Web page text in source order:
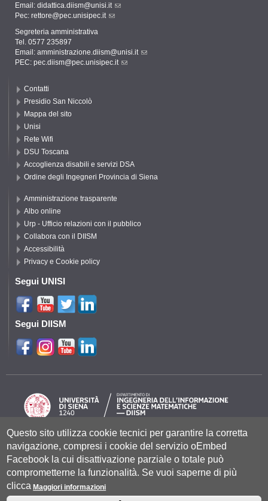
Email: didattica.diism@unisi.it
Pec: rettore@pec.unisipec.it
Segreteria amministrativa
Tel. 0577 235897
Email: amministrazione.diism@unisi.it
PEC: pec.diism@pec.unisipec.it
Contatti
Presidio San Niccolò
Mappa del sito
Unisi
Rete Wifi
DSU Toscana
Accoglienza disabili e servizi DSA
Ordine degli Ingegneri Provincia di Siena
Amministrazione trasparente
Albo online
Urp - Ufficio relazioni con il pubblico
Collabora con il DIISM
Accessibilità
Privacy e Cookie policy
Segui UNISI
Segui DIISM
Università degli Studi di Siena- Rettorato, via Banchi di Sotto 55, 53100
Siena ITALIA
P.IVA 00273530527 | C.F. 80002070524 |
Coordinate bancarie
Caselle
Pec: Posta Elettronica Certificata|Fatturazione Elettronica
Contatti:urp@unisi.it
- URP - Ufficio Relazioni con il Pubblico Tel.
0577 235555 (dal lunedì al venerdì dalle 9.30 alle 10.30)
Questo sito utilizza cookie tecnici per garantire la corretta
navigazione, compresi i cookie del servizio oEmbed
Facebook la cui disattivazione parziale o totale può
comprometterne la funzionalità. Se vuoi saperne di più
clicca Maggiori informazioni